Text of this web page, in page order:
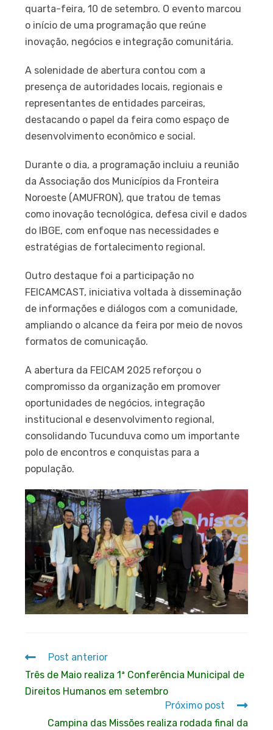
quarta-feira, 10 de setembro. O evento marcou
o início de uma programação que reúne
inovação, negócios e integração comunitária.
A solenidade de abertura contou com a
presença de autoridades locais, regionais e
representantes de entidades parceiras,
destacando o papel da feira como espaço de
desenvolvimento econômico e social.
Durante o dia, a programação incluiu a reunião
da Associação dos Municípios da Fronteira
Noroeste (AMUFRON), que tratou de temas
como inovação tecnológica, defesa civil e dados
do IBGE, com enfoque nas necessidades e
estratégias de fortalecimento regional.
Outro destaque foi a participação no
FEICAMCAST, iniciativa voltada à disseminação
de informações e diálogos com a comunidade,
ampliando o alcance da feira por meio de novos
formatos de comunicação.
A abertura da FEICAM 2025 reforçou o
compromisso da organização em promover
oportunidades de negócios, integração
institucional e desenvolvimento regional,
consolidando Tucunduva como um importante
polo de encontros e conquistas para a
população.
Post anterior
Três de Maio realiza 1ª Conferência Municipal de
Direitos Humanos em setembro
Próximo post
Campina das Missões realiza rodada final da